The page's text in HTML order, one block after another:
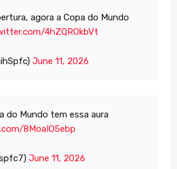
agora a Copa do Mundo
4hZQROkbVt
June 11, 2026
do Mundo tem essa aura
8MoaIO5ebp
June 11, 2026